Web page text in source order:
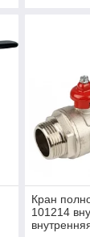
Кран
101214